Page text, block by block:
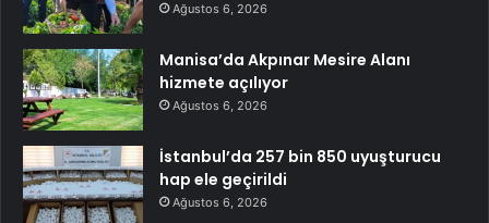
Ağustos 6, 2026
Manisa’da Akpınar Mesire Alanı
hizmete açılıyor
Ağustos 6, 2026
İstanbul’da 257 bin 850 uyuşturucu
hap ele geçirildi
Ağustos 6, 2026